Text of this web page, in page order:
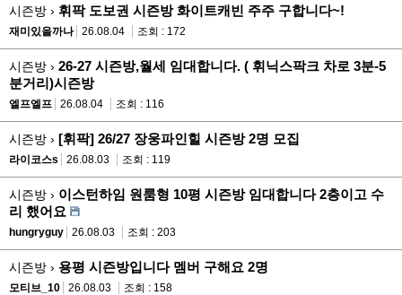
시즌방 › 휘팍 도보권 시즌방 화이트캐빈 주주 구합니다~!
재미있을까나 26.08.04 조회 : 172
시즌방 › 26-27 시즌방,월세 임대합니다. ( 휘닉스팍크 차로 3분-5
분거리)시즌방
엘프엘프 26.08.04 조회 : 116
시즌방 › [휘팍] 26/27 장웅파인힐 시즌방 2명 모집
라이코스s 26.08.03 조회 : 119
시즌방 › 이스턴하임 원룸형 10평 시즌방 임대합니다 2층이고 수
리 했어요
hungryguy 26.08.03 조회 : 203
시즌방 › 용평 시즌방입니다 멤버 구해요 2명
모티브_10 26.08.03 조회 : 158